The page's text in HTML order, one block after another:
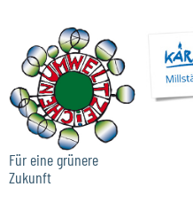
Für eine grünere
Zukunft